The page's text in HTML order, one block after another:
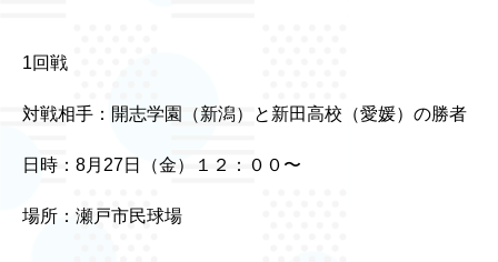
1回戦
対戦相手：開志学園（新潟）と新田高校（愛媛）の勝者
日時：8月27日（金）１２：００〜
場所：瀬戸市民球場